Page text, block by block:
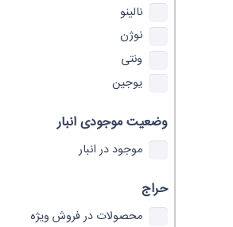
نالینو
نوژن
ونتی
یوجین
وضعیت موجودی انبار
موجود در انبار
حراج
محصولات در فروش ویژه